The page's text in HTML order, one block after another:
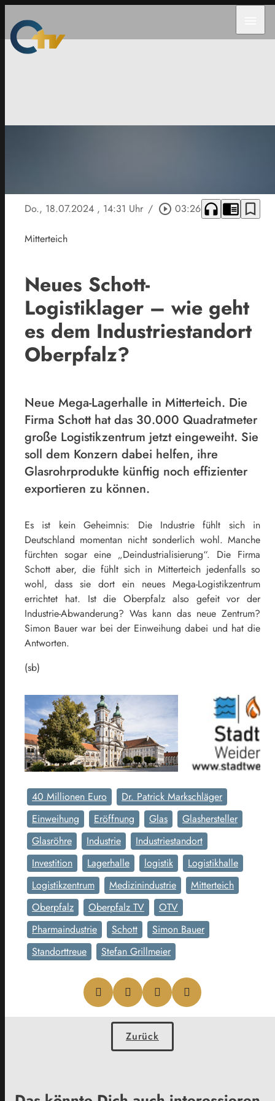
Do., 18.07.2024 , 14:31 Uhr / play_circle_outline 03:26 headphones chrome_reader_mode bookmark_border
Mitterteich
Neues Schott-
Logistiklager – wie geht
es dem Industriestandort
Oberpfalz?
Neue Mega-Lagerhalle in Mitterteich. Die
Firma Schott hat das 30.000 Quadratmeter
große Logistikzentrum jetzt eingeweiht. Sie
soll dem Konzern dabei helfen, ihre
Glasrohrprodukte künftig noch effizienter
exportieren zu können.
Es ist kein Geheimnis: Die Industrie fühlt sich in
Deutschland momentan nicht sonderlich wohl. Manche
fürchten sogar eine „Deindustrialisierung“. Die Firma
Schott aber, die fühlt sich in Mitterteich jedenfalls so
wohl, dass sie dort ein neues Mega-Logistikzentrum
errichtet hat. Ist die Oberpfalz also gefeit vor der
Industrie-Abwanderung? Was kann das neue Zentrum?
Simon Bauer war bei der Einweihung dabei und hat die
Antworten.
(sb)
40 Millionen Euro
Dr. Patrick Markschläger
Einweihung
Eröffnung Glas
Glashersteller
Glasröhre
Industrie
Industriestandort
Investition
Lagerhalle logistik
Logistikhalle
Logistikzentrum
Medizinindustrie
Mitterteich
Oberpfalz
Oberpfalz TV
OTV
Pharmaindustrie
Schott
Simon Bauer
Standorttreue
Stefan Grillmeier
Zurück